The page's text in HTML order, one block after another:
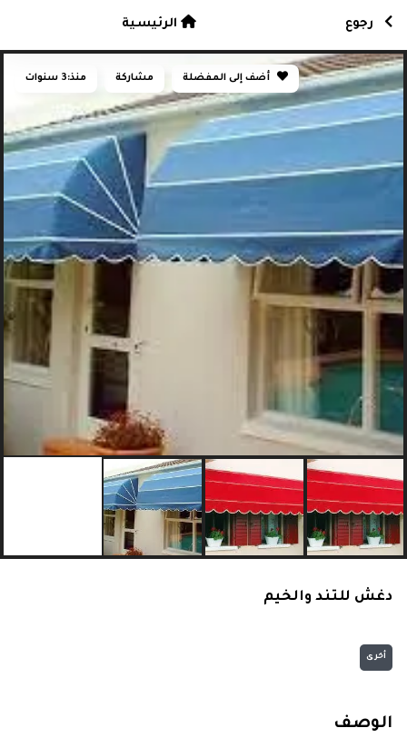
أضف إلى المفضلة مشاركة منذ:3 سنوات
دغش للتند والخيم
أخرى
الوصف
رجوع الرئيسية